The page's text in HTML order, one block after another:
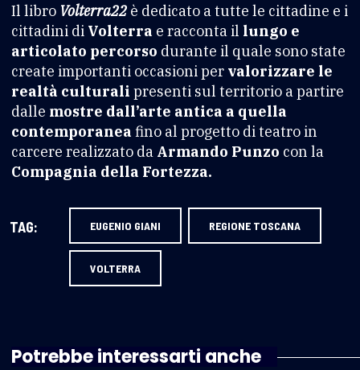
Il libro Volterra22 è dedicato a tutte le cittadine e i
cittadini di Volterra e racconta il lungo e
articolato percorso durante il quale sono state
create importanti occasioni per valorizzare le
realtà culturali presenti sul territorio a partire
dalle mostre dall’arte antica a quella
contemporanea fino al progetto di teatro in
carcere realizzato da Armando Punzo con la
Compagnia della Fortezza.
TAG: EUGENIO GIANI REGIONE TOSCANA
VOLTERRA
Potrebbe interessarti anche